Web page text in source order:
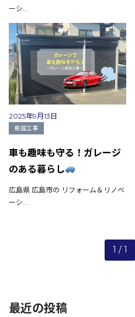
ーシ...
2025年9月13日
新設工事
車も趣味も守る！ガレージ
のある暮らし
広島県 広島市の リフォーム＆リノベ
ーシ...
1 / 1
最近の投稿